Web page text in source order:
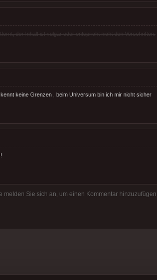
der Inhalt ist vulgär oder entspricht nicht den Vorschriften.
keine Grenzen , beim Universum bin ich mir nicht sicher
melden Sie sich an, um einen Kommentar hinzuzufügen.